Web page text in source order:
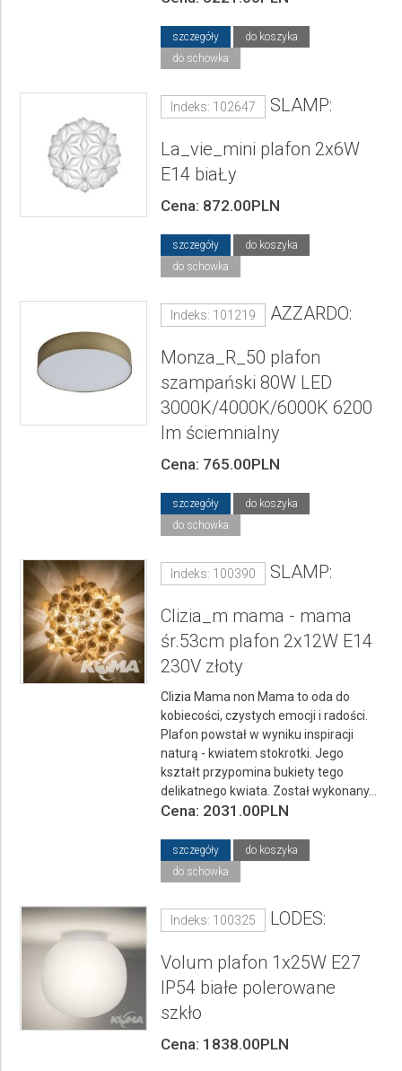
szczegóły
do koszyka
do schowka
Indeks: 102647 SLAMP:
La_vie_mini plafon 2x6W
E14 biaŁy
Cena: 872.00PLN
szczegóły
do koszyka
do schowka
Indeks: 101219 AZZARDO:
Monza_R_50 plafon
szampański 80W LED
3000K/4000K/6000K 6200
lm ściemnialny
Cena: 765.00PLN
szczegóły
do koszyka
do schowka
Indeks: 100390 SLAMP:
Clizia_m mama - mama
śr.53cm plafon 2x12W E14
230V złoty
Clizia Mama non Mama to oda do
kobiecości, czystych emocji i radości.
Plafon powstał w wyniku inspiracji
naturą - kwiatem stokrotki. Jego
kształt przypomina bukiety tego
delikatnego kwiata. Został wykonany...
Cena: 2031.00PLN
szczegóły
do koszyka
do schowka
Indeks: 100325 LODES:
Volum plafon 1x25W E27
IP54 białe polerowane
szkło
Cena: 1838.00PLN